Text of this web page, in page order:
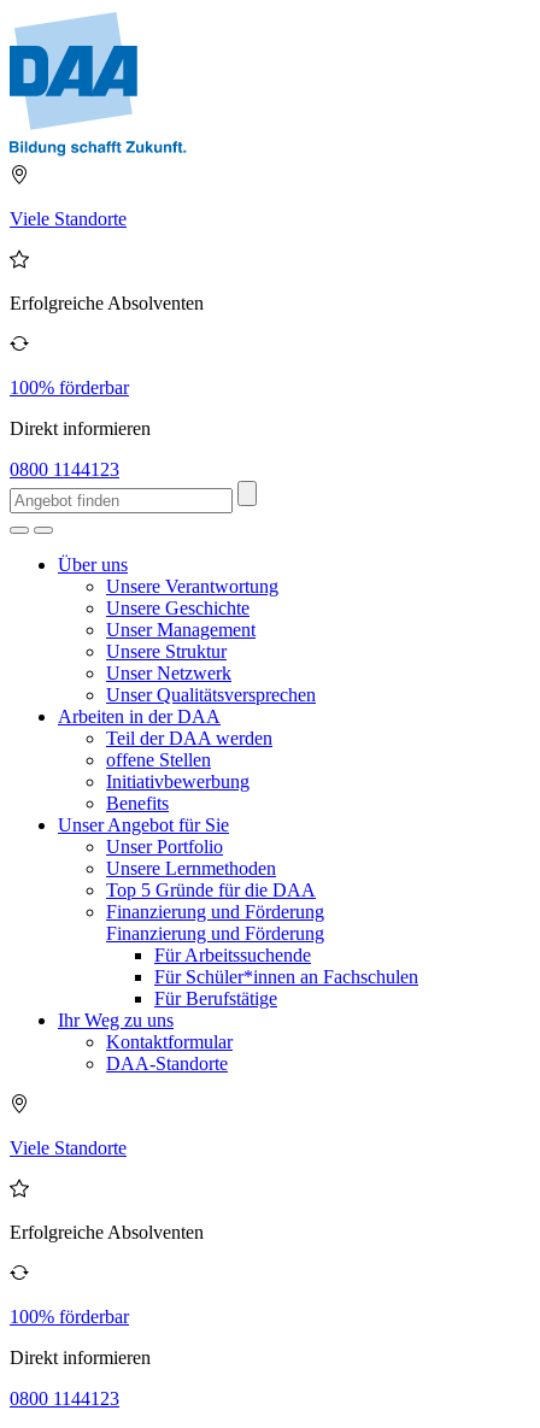
Viele Standorte
Erfolgreiche Absolventen
100% förderbar
Direkt informieren
0800 1144123
Über uns
Unsere Verantwortung
Unsere Geschichte
Unser Management
Unsere Struktur
Unser Netzwerk
Unser Qualitätsversprechen
Arbeiten in der DAA
Teil der DAA werden
offene Stellen
Initiativbewerbung
Benefits
Unser Angebot für Sie
Unser Portfolio
Unsere Lernmethoden
Top 5 Gründe für die DAA
Finanzierung und Förderung
Finanzierung und Förderung
Für Arbeitssuchende
Für Schüler*innen an Fachschulen
Für Berufstätige
Ihr Weg zu uns
Kontaktformular
DAA-Standorte
Viele Standorte
Erfolgreiche Absolventen
100% förderbar
Direkt informieren
0800 1144123